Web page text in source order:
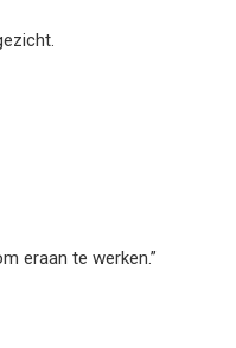
eraan te werken.”